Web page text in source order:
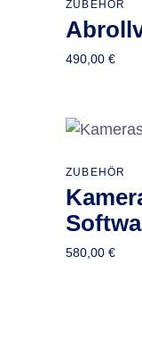
ZUBEHÖR
490,00 €
ZUBEHÖR
580,00 €